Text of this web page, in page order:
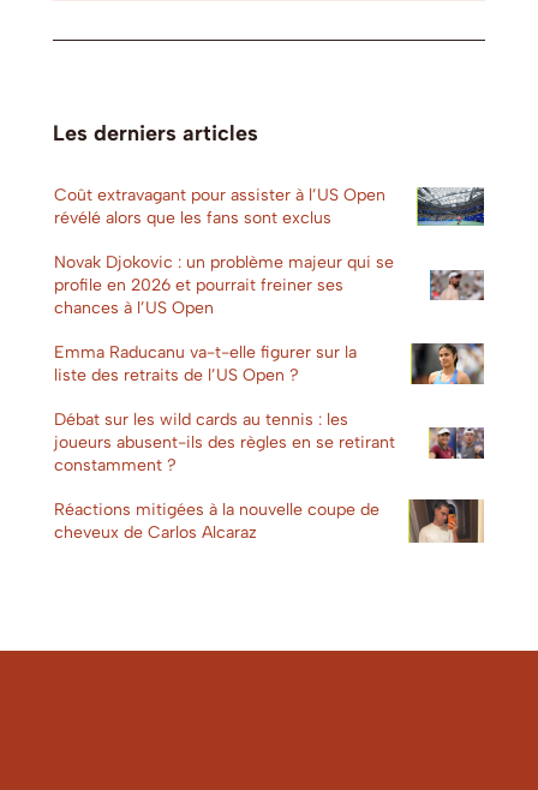
Les derniers articles
Coût extravagant pour assister à l’US Open
révélé alors que les fans sont exclus
Novak Djokovic : un problème majeur qui se
profile en 2026 et pourrait freiner ses
chances à l’US Open
Emma Raducanu va-t-elle figurer sur la
liste des retraits de l’US Open ?
Débat sur les wild cards au tennis : les
joueurs abusent-ils des règles en se retirant
constamment ?
Réactions mitigées à la nouvelle coupe de
cheveux de Carlos Alcaraz